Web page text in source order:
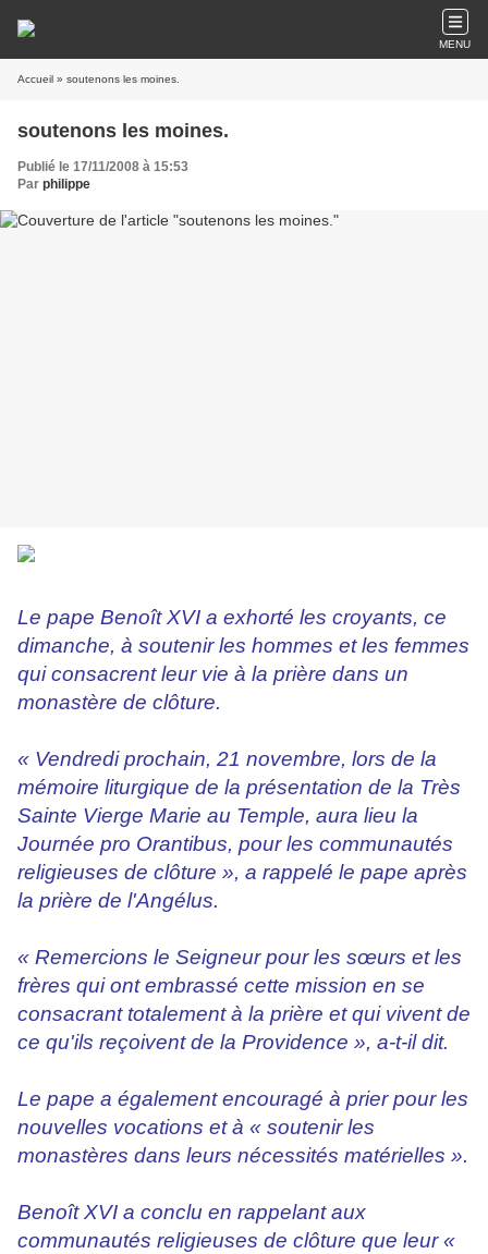
MENU
Accueil » soutenons les moines.
soutenons les moines.
Publié le 17/11/2008 à 15:53
Par philippe
Le pape Benoît XVI a exhorté les croyants, ce
dimanche, à soutenir les hommes et les femmes
qui consacrent leur vie à la prière dans un
monastère de clôture.
« Vendredi prochain, 21 novembre, lors de la
mémoire liturgique de la présentation de la Très
Sainte Vierge Marie au Temple, aura lieu la
Journée pro Orantibus, pour les communautés
religieuses de clôture », a rappelé le pape après
la prière de l'Angélus.
« Remercions le Seigneur pour les sœurs et les
frères qui ont embrassé cette mission en se
consacrant totalement à la prière et qui vivent de
ce qu'ils reçoivent de la Providence », a-t-il dit.
Le pape a également encouragé à prier pour les
nouvelles vocations et à « soutenir les
monastères dans leurs nécessités matérielles ».
Benoît XVI a conclu en rappelant aux
communautés religieuses de clôture que leur «